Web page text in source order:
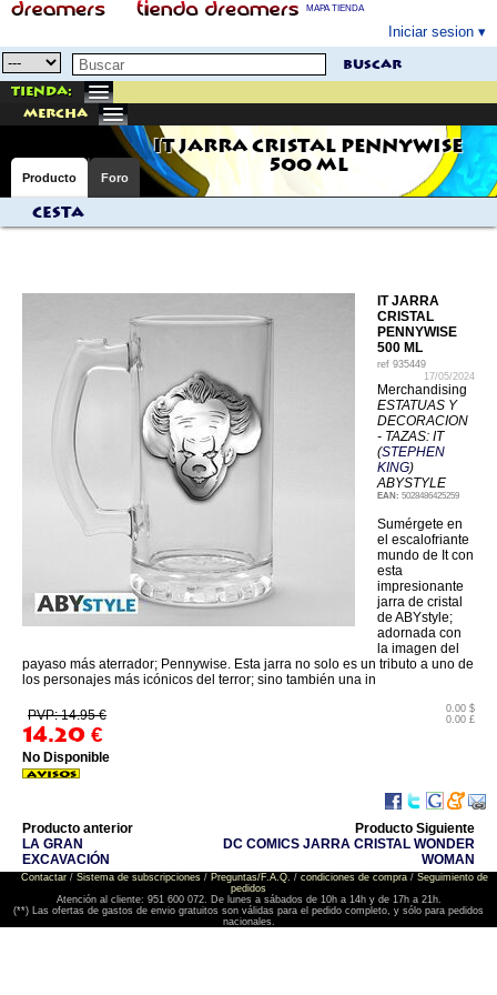
MAPA TIENDA
Iniciar sesion
buscar
Tienda:
mercha
IT JARRA CRISTAL PENNYWISE
500 ML
Producto Foro
Cesta
IT JARRA
CRISTAL
PENNYWISE
500 ML
ref 935449
17/05/2024
Merchandising
ESTATUAS Y
DECORACION
- TAZAS: IT
(STEPHEN
KING)
ABYSTYLE
EAN: 5028486425259
Sumérgete en
el escalofriante
mundo de It con
esta
impresionante
jarra de cristal
de ABYstyle;
adornada con
la imagen del
payaso más aterrador; Pennywise. Esta jarra no solo es un tributo a uno de
los personajes más icónicos del terror; sino también una in
PVP: 14.95 €
14.20 €
0.00 $
0.00 £
No Disponible
Producto anterior
LA GRAN
EXCAVACIÓN
Producto Siguiente
DC COMICS JARRA CRISTAL WONDER
WOMAN
Contactar/ Sistema de subscripciones/ Preguntas/F.A.Q. / condiciones de compra/ Seguimiento de
pedidos
Atención al cliente: 951 600 072. De lunes a sábados de 10h a 14h y de 17h a 21h.
(**) Las ofertas de gastos de envio gratuitos son válidas para el pedido completo, y sólo para pedidos
nacionales.